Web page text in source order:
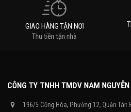
GIAO HÀNG TẬN NƠI
Thu tiền tận nhà
CÔNG TY TNHH TMDV NAM NGUYỄN
196/5 Cộng Hòa, Phường 12, Quận Tân